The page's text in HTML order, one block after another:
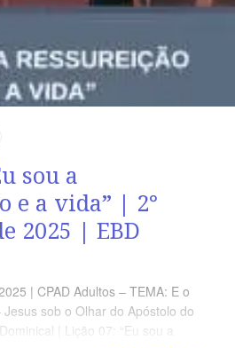
sou a
e a vida” | 2°
2025 | EBD
| CPAD Adultos – TEMA: E o
sob o Olhar do Apóstolo do
| Lição 07: “Eu sou a